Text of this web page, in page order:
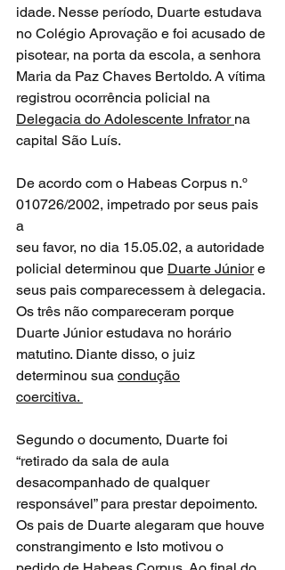
idade. Nesse período, Duarte estudava
no Colégio Aprovação e foi acusado de
pisotear, na porta da escola, a senhora
Maria da Paz Chaves Bertoldo. A vítima
registrou ocorrência policial na
Delegacia do Adolescente Infrator na
capital São Luís.
De acordo com o Habeas Corpus n.º
010726/2002, impetrado por seus pais
a
seu favor, no dia 15.05.02, a autoridade
policial determinou que Duarte Júnior e
seus pais comparecessem à delegacia.
Os três não compareceram porque
Duarte Júnior estudava no horário
matutino. Diante disso, o juiz
determinou sua condução
coercitiva.
Segundo o documento, Duarte foi
“retirado da sala de aula
desacompanhado de qualquer
responsável” para prestar depoimento.
Os pais de Duarte alegaram que houve
constrangimento e Isto motivou o